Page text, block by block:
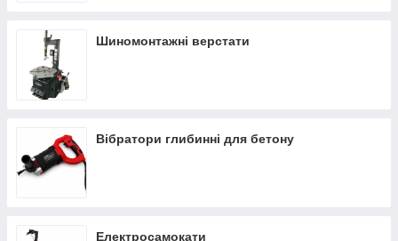
Шиномонтажні верстати
Вібратори глибинні для бетону
Електросамокати